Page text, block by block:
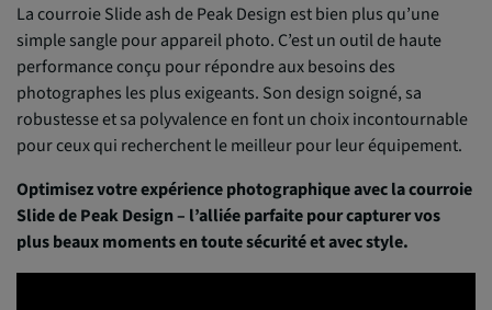
La courroie Slide ash de Peak Design est bien plus qu’une
simple sangle pour appareil photo. C’est un outil de haute
performance conçu pour répondre aux besoins des
photographes les plus exigeants. Son design soigné, sa
robustesse et sa polyvalence en font un choix incontournable
pour ceux qui recherchent le meilleur pour leur équipement.
Optimisez votre expérience photographique avec la courroie
Slide de Peak Design – l’alliée parfaite pour capturer vos
plus beaux moments en toute sécurité et avec style.